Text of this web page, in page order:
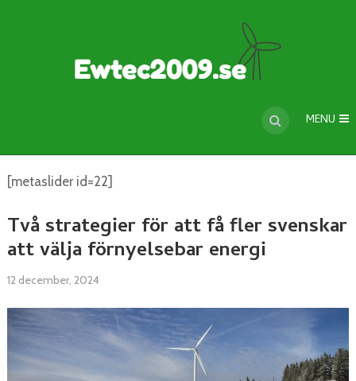
MENU
[metaslider id=22]
Två strategier för att få fler svenskar
att välja förnyelsebar energi
12 december, 2024